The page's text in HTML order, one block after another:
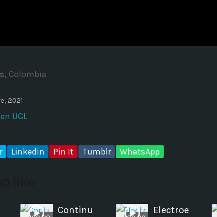
Time
Colombia
2021
UCI.
Linkedin Pin It Tumblr WhatsApp
Continu
Electroe